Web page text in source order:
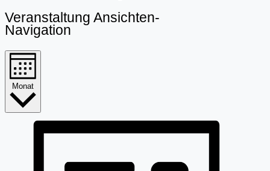
Veranstaltung Ansichten-
Navigation
Monat